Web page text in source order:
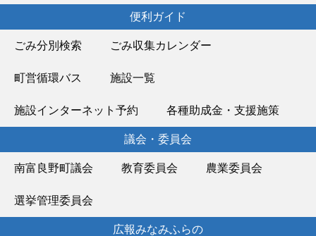
便利ガイド
ごみ分別検索 ごみ収集カレンダー
町営循環バス 施設一覧
施設インターネット予約 各種助成金・支援施策
議会・委員会
南富良野町議会 教育委員会 農業委員会
選挙管理委員会
広報みなみふらの